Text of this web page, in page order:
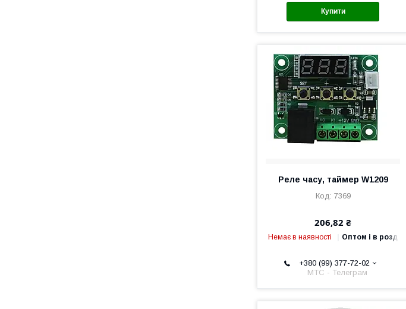
Купити
Реле часу, таймер W1209
7369
206,82 ₴
Немає в наявності Оптом і в роздріб
+380 (99) 377-72-02
МТС - Телеграм